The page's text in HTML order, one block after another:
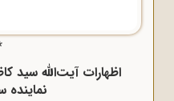
اظهارات آیت‌الله سید
نماینده